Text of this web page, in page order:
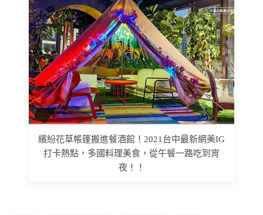
繽紛花草帳篷搬進餐酒館！2021台中最新網美IG
打卡熱點，多國料理美食，從午餐一路吃到宵
夜！！